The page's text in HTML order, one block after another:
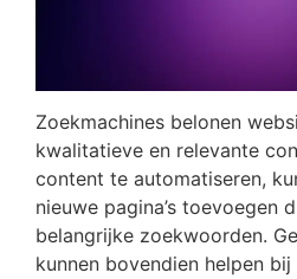
Zoekmachines belonen
kwalitatieve en relevante
content te automatiseren,
nieuwe pagina’s toevoegen
belangrijke zoekwoorden.
kunnen bovendien helpen